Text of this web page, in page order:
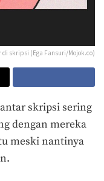
skripsi (Ega Fansuri/Mojok.co)
skripsi sering
dengan mereka
meski nantinya